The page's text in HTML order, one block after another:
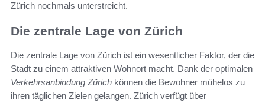
Zürich nochmals unterstreicht.
Die zentrale Lage von Zürich
Die zentrale Lage von Zürich ist ein wesentlicher Faktor, der die
Stadt zu einem attraktiven Wohnort macht. Dank der optimalen
Verkehrsanbindung Zürich können die Bewohner mühelos zu
ihren täglichen Zielen gelangen. Zürich verfügt über